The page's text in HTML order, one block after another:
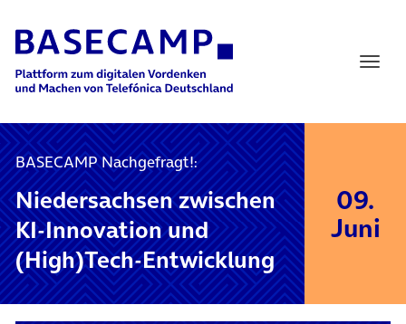
Main Navigation
BASECAMP Nachgefragt!:
Niedersachsen zwischen
KI‑Innovation und
(High)Tech‑Entwicklung
09.
Juni